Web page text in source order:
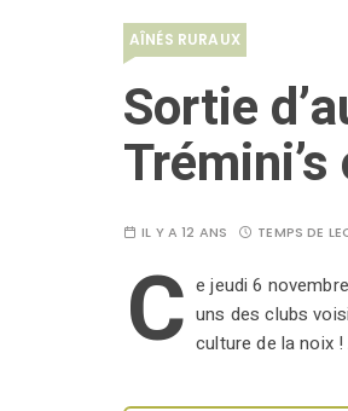
AÎNÉS RURAUX
Sortie
IL Y A 12 ANS TEMPS DE
C e jeudi 6
uns des clubs
culture de la noix